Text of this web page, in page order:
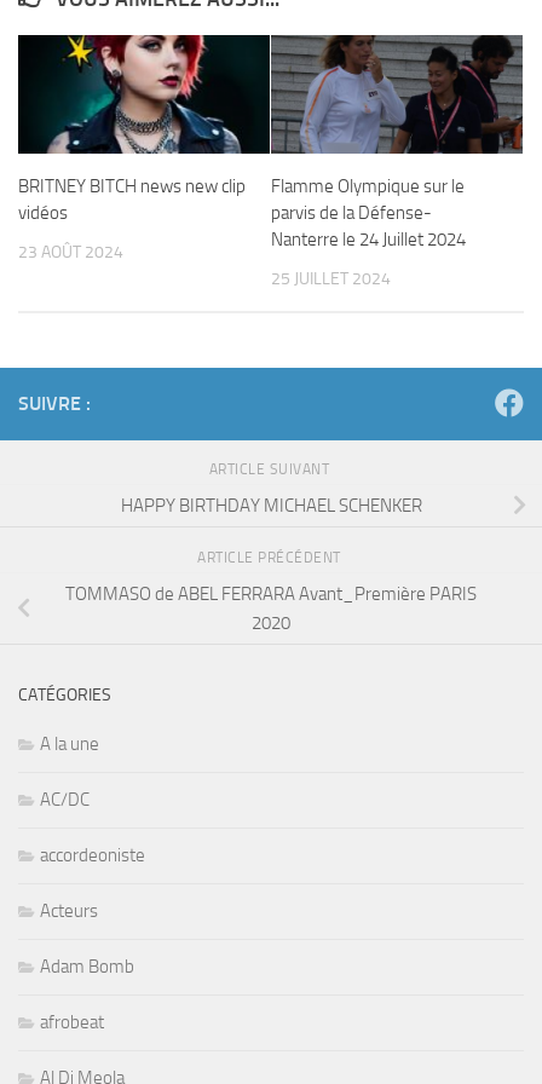
BRITNEY BITCH news new clip
vidéos
23 AOÛT 2024
Flamme Olympique sur le
parvis de la Défense-
Nanterre le 24 Juillet 2024
25 JUILLET 2024
SUIVRE :
ARTICLE SUIVANT
HAPPY BIRTHDAY MICHAEL SCHENKER
ARTICLE PRÉCÉDENT
TOMMASO de ABEL FERRARA Avant_Première PARIS
2020
CATÉGORIES
A la une
AC/DC
accordeoniste
Acteurs
Adam Bomb
afrobeat
Al Di Meola